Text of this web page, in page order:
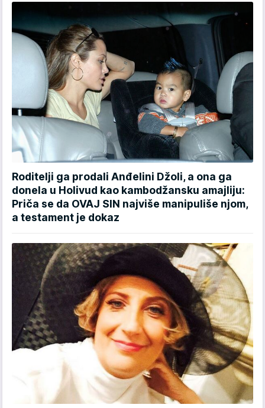
Roditelji ga prodali Anđelini Džoli, a ona ga
donela u Holivud kao kambodžansku amajliju:
Priča se da OVAJ SIN najviše manipuliše njom,
a testament je dokaz